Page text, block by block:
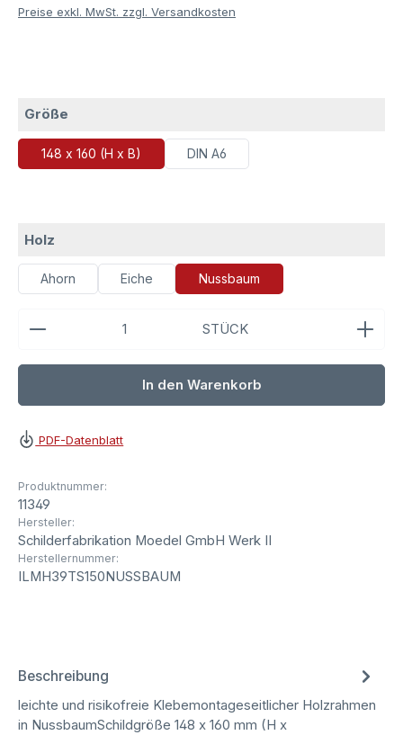
Preise exkl. MwSt. zzgl. Versandkosten
Größe
148 x 160 (H x B) DIN A6
Holz
Ahorn Eiche Nussbaum
Produkt Anzahl: Gib den gewünschten Wert ein
STÜCK
In den Warenkorb
PDF-Datenblatt
Produktnummer:
11349
Hersteller:
Schilderfabrikation Moedel GmbH Werk II
Herstellernummer:
ILMH39TS150NUSSBAUM
Beschreibung
leichte und risikofreie Klebemontageseitlicher Holzrahmen
in NussbaumSchildgröße 148 x 160 mm (H x